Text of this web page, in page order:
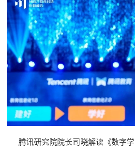
腾讯研究院院长司晓解读《数字